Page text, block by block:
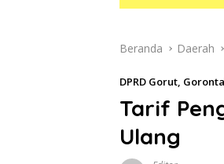
Beranda Daerah
DPRD Gorut,
Tarif
Ulang